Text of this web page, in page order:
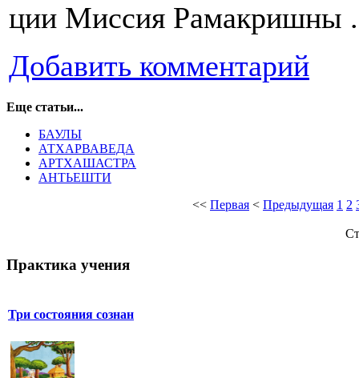
ции Миссия Рамакришны
Добавить комментарий
Еще статьи...
БАУЛЫ
АТХАРВАВЕДА
АРТХАШАСТРА
АНТЬЕШТИ
<< Первая < Предыдущая 1 2
Практика учения
Три состояния сознан